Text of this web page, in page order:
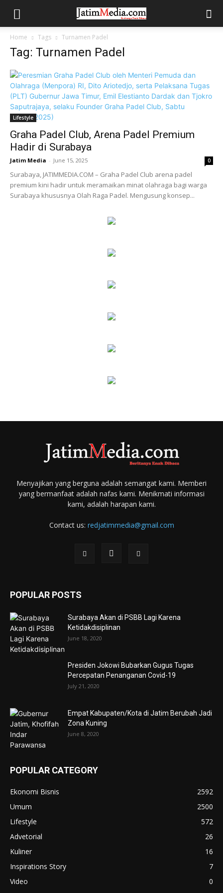
Home Tags Turnamen Padel
Tag: Turnamen Padel
Lifestyle
Graha Padel Club, Arena Padel Premium
Hadir di Surabaya
Jatim Media - June 15, 2025 0
Surabaya, JATIMMEDIA.COM – Graha Padel Club arena padel
premium kini hadir untuk meramaikan minat olahraga bagi warga
Surabaya khususnya Olah Raga Padel. Mengusung konsep...
Menyajikan yang berguna adalah semangat kami. Memberi
yang bermanfaat adalah nafas kami. Menikmati informasi
kami, adalah harapan kami.
Contact us: redjatimmedia@gmail.com
POPULAR POSTS
Surabaya Akan di PSBB Lagi Karena
Ketidakdisiplinan
June 18, 2020
Presiden Jokowi Bubarkan Gugus Tugas
Percepatan Penanganan Covid-19
July 21, 2020
Empat Kabupaten/Kota di Jatim Berubah Jadi
Zona Kuning
June 8, 2020
POPULAR CATEGORY
Ekonomi Bisnis
2592
Umum
2500
Lifestyle
572
Advetorial
26
Kuliner
16
Inspirations Story
7
Video
0